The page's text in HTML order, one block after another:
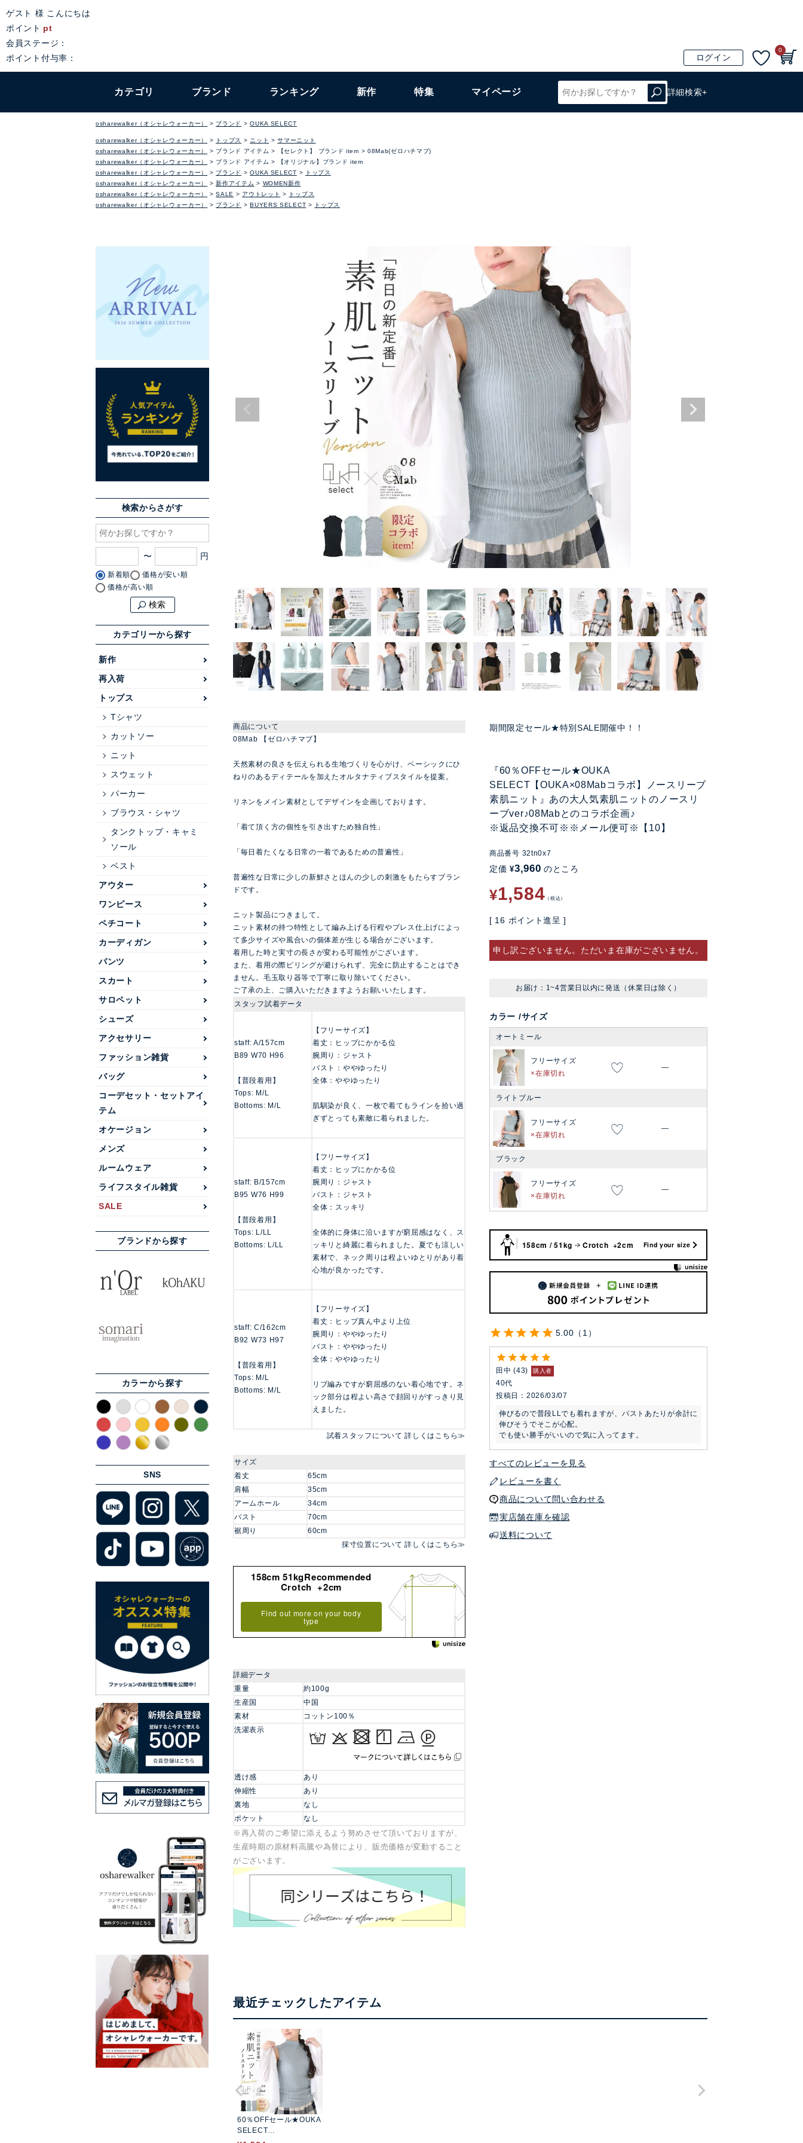
ゲスト 様 こんにちは
ポイント pt
会員ステージ：
ポイント付与率：
ログイン
0
カテゴリ ブランド ランキング 新作 特集 マイページ 詳細検索+
osharewalker（オシャレウォーカー） ブランド OUKA SELECT
osharewalker（オシャレウォーカー） トップス ニット
サマーニット
osharewalker（オシャレウォーカー）
ブランド アイテム 【セレクト】 ブランド item
08Mab(ゼロハチマブ)
osharewalker（オシャレウォーカー）
ブランド アイテム
【オリジナル】ブランド item
osharewalker（オシャレウォーカー）
ブランド OUKA SELECT
トップス
osharewalker（オシャレウォーカー）
新作アイテム
WOMEN新作
osharewalker（オシャレウォーカー）
SALE アウトレット
トップス
osharewalker（オシャレウォーカー）
ブランド BUYERS SELECT トップス
検索からさがす
〜
新着順
価格が安い順
価格が高い順
検索
カテゴリーから探す
新作
再入荷
トップス
Tシャツ
カットソー
ニット
スウェット
パーカー
ブラウス・シャツ
タンクトップ・キャミ
ソール
ベスト
アウター
ワンピース
ペチコート
カーディガン
パンツ
スカート
サロペット
シューズ
アクセサリー
ファッション雑貨
バッグ
コーデセット・セットアイ
テム
オケージョン
メンズ
ルームウェア
ライフスタイル雑貨
SALE
ブランドから探す
カラーから探す
SNS
期間限定セール★特別SALE開催中！！
『60％OFFセール★OUKA
SELECT【OUKA×08Mabコラボ】ノースリーブ
素肌ニット』あの大人気素肌ニットのノースリ
ーブver♪08Mabとのコラボ企画♪
※返品交換不可※※メール便可※【10】
商品番号 32tn0x7
定価 ¥3,960 のところ
¥1,584 税込
[ 16 ポイント進呈 ]
申し訳ございません。ただいま在庫がございません。
お届け：1~4営業日以内に発送（休業日は除く）
カラー サイズ
オートミール
フリーサイズ
在庫切れ
—
ライトブルー
フリーサイズ
在庫切れ
—
ブラック
フリーサイズ
在庫切れ
—
158cm / 51kg Crotch +2cm Find your size
5.00 1
田中 43 購入者
40代
投稿日
2026/03/07
伸びるので普段LLでも着れますが、バストあたりが余計に
伸びそうでそこが心配。
でも使い勝手がいいので気に入ってます。
すべてのレビューを見る
レビューを書く
商品について問い合わせる
実店舗在庫を確認
送料について
商品について
08Mab 【ゼロハチマブ】
天然素材の良さを伝えられる生地づくりを心がけ、ベーシックにひ
ねりのあるディテールを加えたオルタナティブスタイルを提案。
リネンをメイン素材としてデザインを企画しております。
「着て頂く方の個性を引き出すため独自性」
「毎日着たくなる日常の一着であるための普遍性」
普遍性な日常に少しの新鮮さとほんの少しの刺激をもたらすブラン
ドです。
ニット製品につきまして。
ニット素材の持つ特性として編み上げる行程やプレス仕上げによっ
て多少サイズや風合いの個体差が生じる場合がございます。
着用した時と実寸の長さが変わる可能性がございます。
また、着用の際ピリングが避けられず、完全に防止することはでき
ません。毛玉取り器等で丁寧に取り除いてください。
ご了承の上、ご購入いただきますようお願いいたします。
スタッフ試着データ
staff: A/157cm
B89 W70 H96
【普段着用】
Tops: M/L
Bottoms: M/L
【フリーサイズ】
着丈：ヒップにかかる位
腕周り：ジャスト
バスト：ややゆったり
全体：ややゆったり
肌馴染が良く、一枚で着てもラインを拾い過
ぎずとっても素敵に着られました。
staff: B/157cm
B95 W76 H99
【普段着用】
Tops: L/LL
Bottoms: L/LL
【フリーサイズ】
着丈：ヒップにかかる位
腕周り：ジャスト
バスト：ジャスト
全体：スッキリ
全体的に身体に沿いますが窮屈感はなく、ス
ッキリと綺麗に着られました。夏でも涼しい
素材で、ネック周りは程よいゆとりがあり着
心地が良かったです。
staff: C/162cm
B92 W73 H97
【普段着用】
Tops: M/L
Bottoms: M/L
【フリーサイズ】
着丈：ヒップ真ん中より上位
腕周り：ややゆったり
バスト：ややゆったり
全体：ややゆったり
リブ編みですが窮屈感のない着心地です。ネ
ック部分は程よい高さで顔回りがすっきり見
えました。
試着スタッフについて 詳しくはこちら≫
サイズ
着丈
65cm
肩幅
35cm
アームホール
34cm
バスト
70cm
裾周り
60cm
採寸位置について 詳しくはこちら≫
158cm 51kgRecommended
Crotch +2cm
Find out more on your body
type
詳細データ
重量
約100g
生産国
中国
素材
コットン100％
洗濯表示
透け感
あり
伸縮性
あり
裏地
なし
ポケット
なし
※再入荷のご希望に添えるよう努めさせて頂いておりますが、
生産時期の原材料高騰や為替により、販売価格が変動すること
がございます。
最近チェックしたアイテム
60％OFFセール★OUKA
SELECT
【OUKA×08Mabコラ